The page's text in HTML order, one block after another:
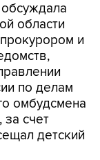
области
и
по делам
омбудсмена
за счет
детский